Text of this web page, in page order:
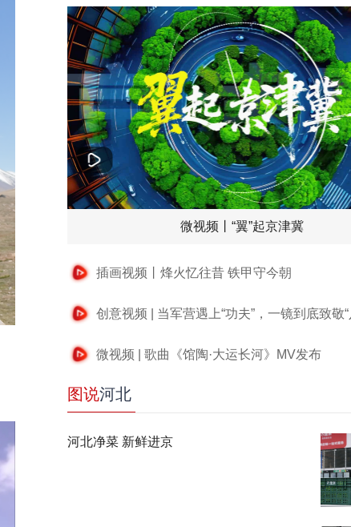
微视频丨“翼”起京津冀
插画视频丨烽火忆往昔 铁甲守今朝
创意视频 | 当军营遇上“功夫”，一镜到底致敬“
微视频 | 歌曲《馆陶·大运长河》MV发布
图说河北
河北净菜 新鲜进京